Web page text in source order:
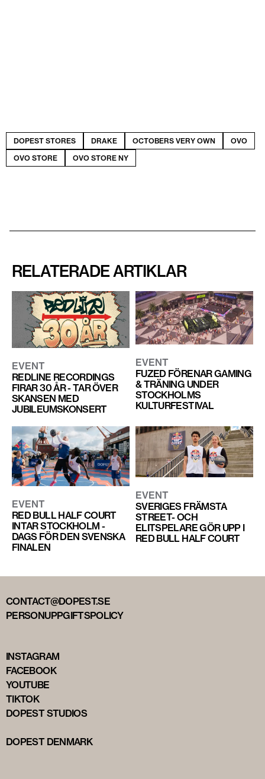
DOPEST STORES DRAKE OCTOBERS VERY OWN
OVO
OVO STORE
OVO STORE NY
RELATERADE ARTIKLAR
EVENT
REDLINE RECORDINGS
FIRAR 30 ÅR - TAR ÖVER
SKANSEN MED
JUBILEUMSKONSERT
EVENT
FUZED FÖRENAR GAMING
& TRÄNING UNDER
STOCKHOLMS
KULTURFESTIVAL
EVENT
RED BULL HALF COURT
INTAR STOCKHOLM -
DAGS FÖR DEN SVENSKA
FINALEN
EVENT
SVERIGES FRÄMSTA
STREET- OCH
ELITSPELARE GÖR UPP I
RED BULL HALF COURT
CONTACT@DOPEST.SE
PERSONUPPGIFTSPOLICY
INSTAGRAM
FACEBOOK
YOUTUBE
TIKTOK
DOPEST STUDIOS
DOPEST DENMARK